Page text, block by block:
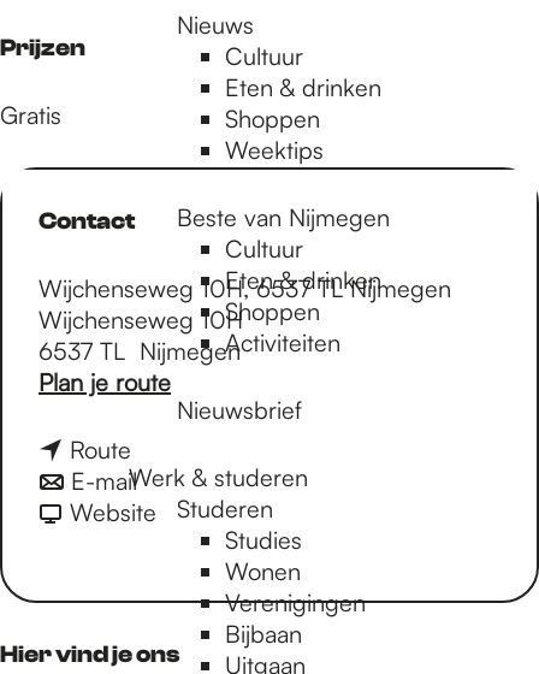
Nieuws
Cultuur
Eten & drinken
Shoppen
Weektips
Beste van Nijmegen
Cultuur
Eten & drinken
Shoppen
Activiteiten
Nieuwsbrief
Werk & studeren
Studeren
Studies
Wonen
Verenigingen
Bijbaan
Uitgaan
Prijzen
Gratis
Contact
Wijchenseweg 10H, 6537 TL Nijmegen
Wijchenseweg 10H
6537 TL Nijmegen
Plan je routen
a
r
R
a
r
Route
a
a
e
a
E-mailn
a
R
p
Website
R
p
Hier vind je ons